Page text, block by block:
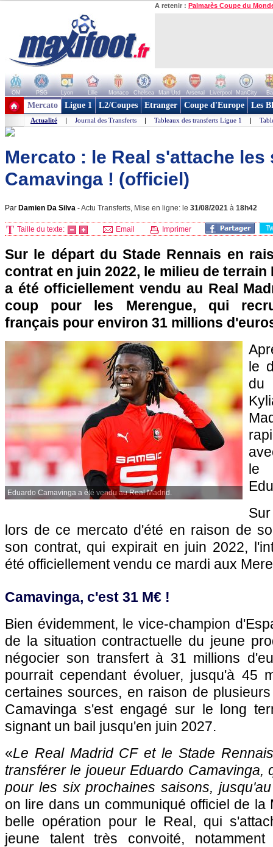
A retenir : Palmarès Coupe du
OM PSG Lyon Lille Monaco Chelsea Man Utd Arsenal Liverpool ManCity
+ de clubs
Mercato Ligue 1 L2/Coupes Etranger Coupe d'Europe Les
Actualité | Journal des Transferts | Tableaux des transferts Ligue 1 |
Mercato : le Real s'attache les
Camavinga ! (officiel)
Par Damien Da Silva -Actu Transferts, Mise en ligne: le 31/08/2021 à 18h42
Taille du texte: Email Imprimer
Sur le départ du Stade Rennais en
contrat en juin 2022, le milieu de terrain
a été officiellement vendu au Real
coup pour les Merengue, qui
français pour environ 31 millions
Eduardo Camavinga a été vendu au Real Madrid.
le
du
le
lors de ce mercato d'été en raison de
son contrat, qui expirait en juin 2022,
été officiellement vendu ce mardi aux
Camavinga, c'est 31 M€ !
Bien évidemment, le vice-champion
de la situation contractuelle du jeune
négocier son transfert à 31 millions
pourrait cependant évoluer, jusqu'à 45
certaines sources, en raison de
Camavinga s'est engagé sur le long
signant un bail jusqu'en juin 2027.
«Le Real Madrid CF et le Stade
transférer le joueur Eduardo Camavinga,
pour les six prochaines saisons,
on lire dans un communiqué officiel de la
belle opération pour le Real, qui
jeune talent très convoité,